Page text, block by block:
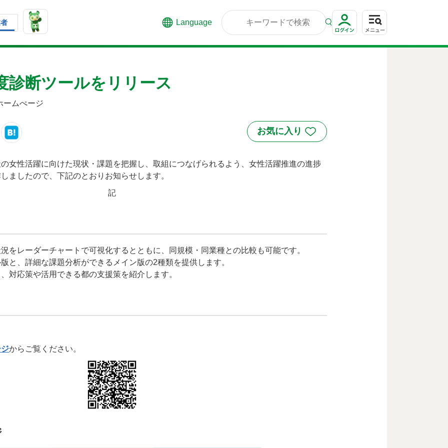
Language
診断ツールをリリース
ームぺージ
女性活躍に向けた現状・課題を把握し、取組につなげられるよう、女性活躍推進の進捗
ましたので、下記のとおりお知らせします。
記
をレーダーチャートで可視化するとともに、同規模・同業種との比較も可能です。
と、詳細な課題分析ができるメイン版の2種類を提供します。
対応策や活用できる都の支援策を紹介します。
からご覧ください。